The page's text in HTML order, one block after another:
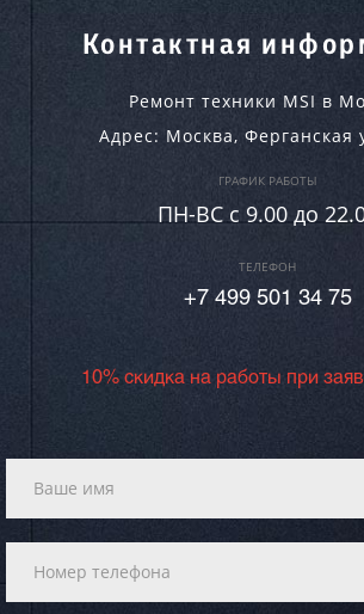
Контактная
Ремонт техники MSI в
Адрес: Москва, Ферганская
ГРАФИК РАБОТЫ
ПН-ВC c 9.00 до
ТЕЛЕФОН
+7 499 501 34 75
10% скидка на работы при